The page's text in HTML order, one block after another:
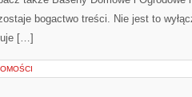
bogactwo treści. Nie jest to
[…]